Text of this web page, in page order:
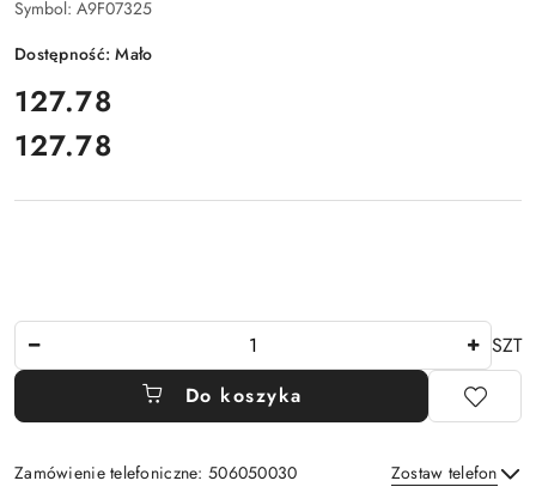
Symbol: A9F07325
Dostępność:Mało
cena:
127.78
Cena:
127.78
SZT
Do koszyka
Zamówienie telefoniczne: 506050030 Zostaw telefon